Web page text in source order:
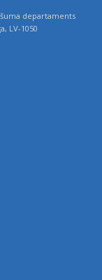
departaments
LV-1050